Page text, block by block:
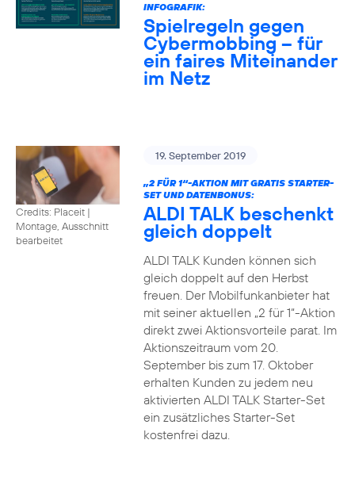
INFOGRAFIK:
Spielregeln gegen
Cybermobbing – für
ein faires Miteinander
im Netz
Credits: Placeit |
Montage, Ausschnitt
bearbeitet
19. September 2019
„2 FÜR 1“-AKTION MIT GRATIS STARTER-
SET UND DATENBONUS:
ALDI TALK beschenkt
gleich doppelt
ALDI TALK Kunden können sich
gleich doppelt auf den Herbst
freuen. Der Mobilfunkanbieter hat
mit seiner aktuellen „2 für 1“-Aktion
direkt zwei Aktionsvorteile parat. Im
Aktionszeitraum vom 20.
September bis zum 17. Oktober
erhalten Kunden zu jedem neu
aktivierten ALDI TALK Starter-Set
ein zusätzliches Starter-Set
kostenfrei dazu.